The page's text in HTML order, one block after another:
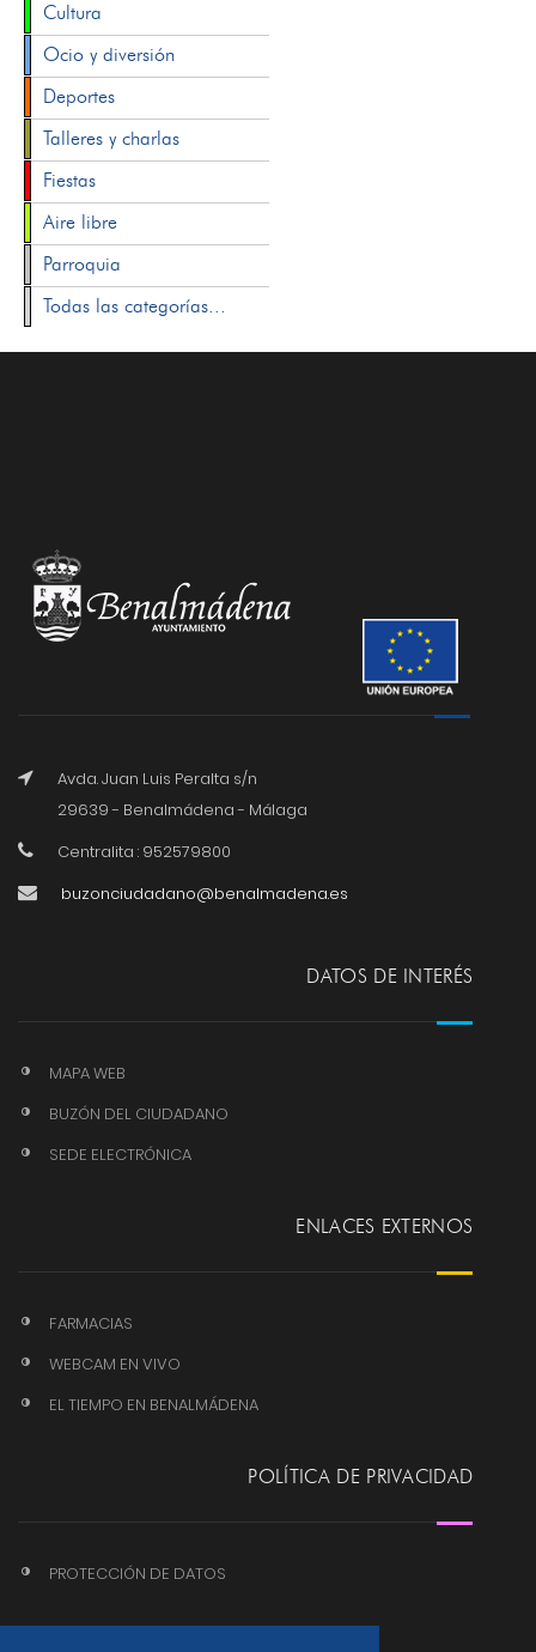
Cultura
Ocio y diversión
Deportes
Talleres y charlas
Fiestas
Aire libre
Parroquia
Todas las categorías...
Avda. Juan Luis Peralta s/n
29639 - Benalmádena - Málaga
Centralita : 952579800
buzonciudadano@benalmadena.es
DATOS DE INTERÉS
MAPA WEB
BUZÓN DEL CIUDADANO
SEDE ELECTRÓNICA
ENLACES EXTERNOS
FARMACIAS
WEBCAM EN VIVO
EL TIEMPO EN BENALMÁDENA
POLÍTICA DE PRIVACIDAD
PROTECCIÓN DE DATOS